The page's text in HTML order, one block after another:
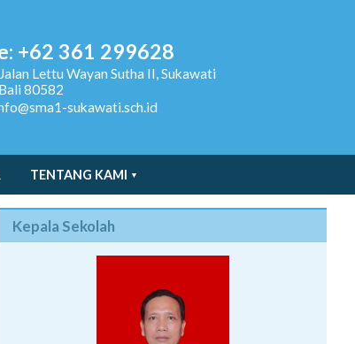
+62 361 299628
Jalan Lettu Wayan Sutha II, Sukawati
80582
sukawati.sch.id
TENTANG KAMI
Kepala Sekolah